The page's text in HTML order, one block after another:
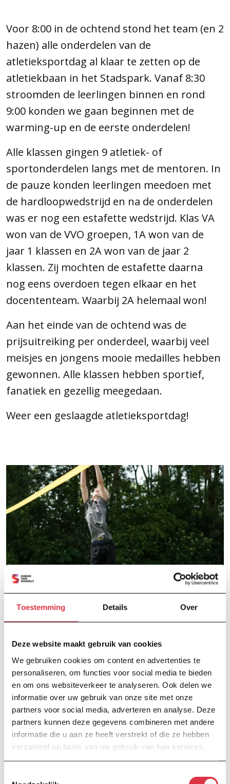
Toestemming Details Over
Deze website maakt gebruik van cookies
We gebruiken cookies om content en advertenties te
personaliseren, om functies voor social media te bieden
en om ons websiteverkeer te analyseren. Ook delen we
informatie over uw gebruik van onze site met onze
partners voor social media, adverteren en analyse. Deze
partners kunnen deze gegevens combineren met andere
informatie die u aan ze heeft verstrekt of die ze hebben
verzameld op basis van uw gebruik van hun services.
Voor 8:00 in de ochtend stond het team (en 2
hazen) alle onderdelen van de
atletieksportdag al klaar te zetten op de
atletiekbaan in het Stadspark. Vanaf 8:30
stroomden de leerlingen binnen en rond
9:00 konden we gaan beginnen met de
warming-up en de eerste onderdelen!
Alle klassen gingen 9 atletiek- of
sportonderdelen langs met de mentoren. In
de pauze konden leerlingen meedoen met
de hardloopwedstrijd en na de onderdelen
was er nog een estafette wedstrijd. Klas VA
won van de VVO groepen, 1A won van de
jaar 1 klassen en 2A won van de jaar 2
klassen. Zij mochten de estafette daarna
nog eens overdoen tegen elkaar en het
docententeam. Waarbij 2A helemaal won!
Aan het einde van de ochtend was de
prijsuitreiking per onderdeel, waarbij veel
meisjes en jongens mooie medailles hebben
gewonnen. Alle klassen hebben sportief,
fanatiek en gezellig meegedaan.
Weer een geslaagde atletieksportdag!